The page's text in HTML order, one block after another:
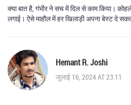
क्या बात है, गंभीर ने सच में दिल से काम किया।
लगाई। ऐसे माहौल में हर खिलाड़ी अपना बेस्ट दे
Hemant R. Joshi
जुलाई 16, 2024 AT 23:11